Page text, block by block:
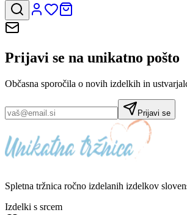
Prijavi se na unikatno pošto
Občasna sporočila o novih izdelkih in
Prijavi se
Spletna tržnica ročno izdelanih izdelkov
Izdelki s srcem